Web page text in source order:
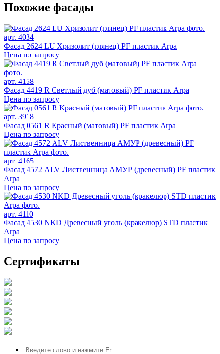
Похожие фасады
арт. 4034
Фасад 2624 LU Хризолит (глянец) PF пластик Arpa
Цена по запросу
арт. 4158
Фасад 4419 R Светлый дуб (матовый) PF пластик Arpa
Цена по запросу
арт. 3918
Фасад 0561 R Красный (матовый) PF пластик Arpa
Цена по запросу
арт. 4165
Фасад 4572 ALV Лиственница АМУР (древесный) PF пластик
Arpa
Цена по запросу
арт. 4110
Фасад 4530 NKD Древесный уголь (кракелюр) STD пластик
Arpa
Цена по запросу
Сертификаты